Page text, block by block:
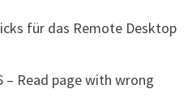
für das Remote Desktop
– Read page with wrong